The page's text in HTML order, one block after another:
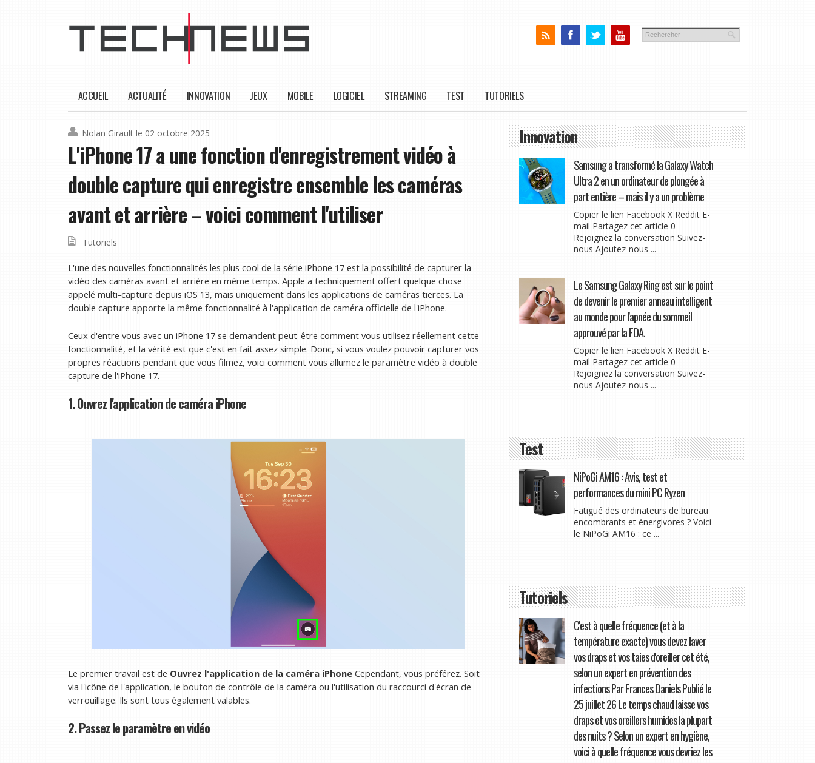
ACCUEIL ACTUALITÉ INNOVATION JEUX MOBILE LOGICIEL STREAMING TEST TUTORIELS
Nolan Girault le 02 octobre 2025
L'iPhone 17 a une fonction d'enregistrement vidéo à
double capture qui enregistre ensemble les caméras
avant et arrière – voici comment l'utiliser
Tutoriels
L'une des nouvelles fonctionnalités les plus cool de la série iPhone 17 est la possibilité de capturer la
vidéo des caméras avant et arrière en même temps. Apple a techniquement offert quelque chose
appelé multi-capture depuis iOS 13, mais uniquement dans les applications de caméras tierces. La
double capture apporte la même fonctionnalité à l'application de caméra officielle de l'iPhone.
Ceux d'entre vous avec un iPhone 17 se demandent peut-être comment vous utilisez réellement cette
fonctionnalité, et la vérité est que c'est en fait assez simple. Donc, si vous voulez pouvoir capturer vos
propres réactions pendant que vous filmez, voici comment vous allumez le paramètre vidéo à double
capture de l'iPhone 17.
1. Ouvrez l'application de caméra iPhone
Le premier travail est de Ouvrez l'application de la caméra iPhone Cependant, vous préférez. Soit
via l'icône de l'application, le bouton de contrôle de la caméra ou l'utilisation du raccourci d'écran de
verrouillage. Ils sont tous également valables.
2. Passez le paramètre en vidéo
Innovation
Samsung a transformé la Galaxy Watch
Ultra 2 en un ordinateur de plongée à
part entière – mais il y a un problème
Copier le lien Facebook X Reddit E-
mail Partagez cet article 0
Rejoignez la conversation Suivez-
nous Ajoutez-nous ...
Le Samsung Galaxy Ring est sur le point
de devenir le premier anneau intelligent
au monde pour l'apnée du sommeil
approuvé par la FDA.
Copier le lien Facebook X Reddit E-
mail Partagez cet article 0
Rejoignez la conversation Suivez-
nous Ajoutez-nous ...
Test
NiPoGi AM16 : Avis, test et
performances du mini PC Ryzen
Fatigué des ordinateurs de bureau
encombrants et énergivores ? Voici
le NiPoGi AM16 : ce ...
Tutoriels
C'est à quelle fréquence (et à la
température exacte) vous devez laver
vos draps et vos taies d'oreiller cet été,
selon un expert en prévention des
infections Par Frances Daniels Publié le
25 juillet 26 Le temps chaud laisse vos
draps et vos oreillers humides la plupart
des nuits ? Selon un expert en hygiène,
voici à quelle fréquence vous devriez les